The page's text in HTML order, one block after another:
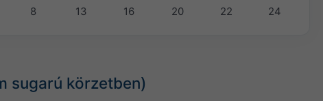
8 13 16 20 22 24
sugarú körzetben)